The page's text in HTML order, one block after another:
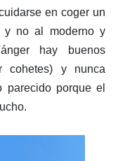
en coger un
y no al moderno y
hay buenos
cohetes) y nunca
porque el